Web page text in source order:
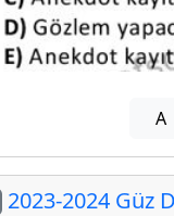
A
2023-2024 Güz